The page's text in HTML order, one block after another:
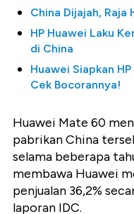
China Dijajah, Raja
HP Huawei Laku
di China
Huawei Siapkan
Cek Bocorannya!
Huawei Mate 60
pabrikan China
selama beberapa
membawa Huawei
penjualan 36,2%
laporan IDC.